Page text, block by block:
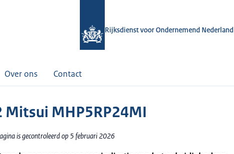
Rijksdienst voor Ondernemend Nederland
Over ons Contact
Mitsui MHP5RP24MI
is gecontroleerd op 5 februari 2026